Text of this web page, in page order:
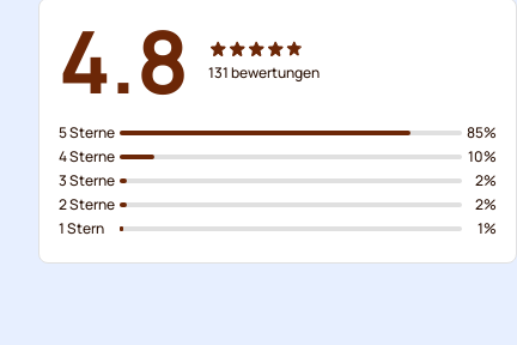
4.8 131bewertungen
5 Sterne
4 Sterne
3 Sterne
2 Sterne
1 Stern
85%
10%
2%
2%
1%